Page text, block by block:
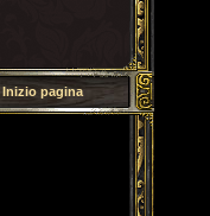
Inizio pagina